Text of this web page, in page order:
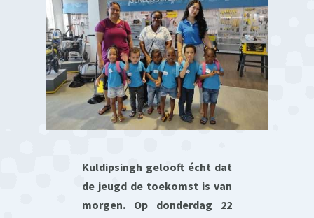
Kuldipsingh gelooft écht dat
de jeugd de toekomst is van
morgen. Op donderdag 22